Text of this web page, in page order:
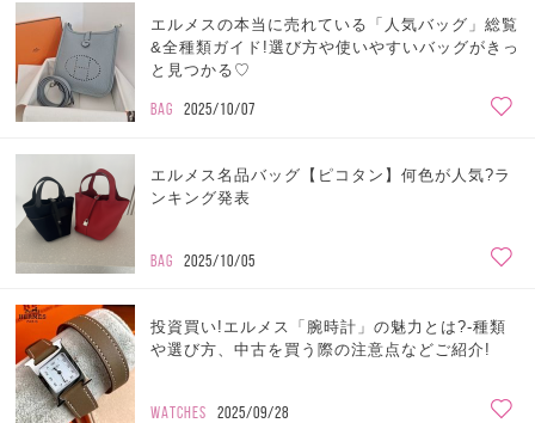
エルメスの本当に売れている「人気バッグ」総覧
&全種類ガイド!選び方や使いやすいバッグがきっ
と見つかる♡
BAG 2025/10/07
エルメス名品バッグ【ピコタン】何色が人気?ラ
ンキング発表
BAG 2025/10/05
投資買い!エルメス「腕時計」の魅力とは?-種類
や選び方、中古を買う際の注意点などご紹介!
WATCHES 2025/09/28